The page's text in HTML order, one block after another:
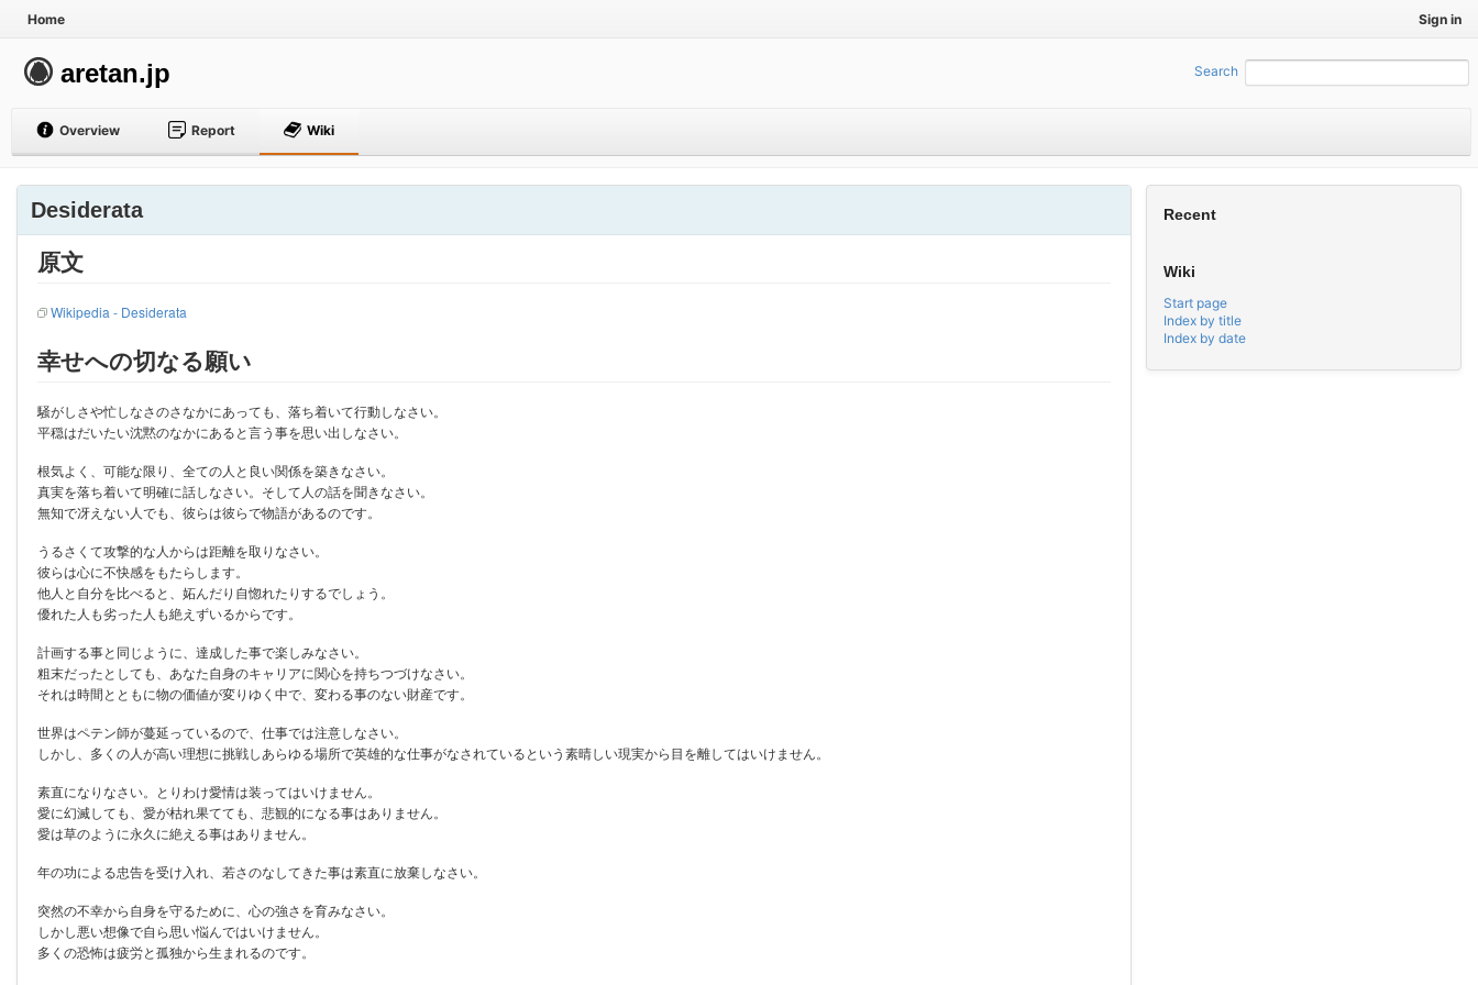
Sign in
Home
Search
aretan.jp
Overview Report Wiki
Recent
Wiki
Start page
Index by title
Index by date
Desiderata
原文
Wikipedia - Desiderata
幸せへの切なる願い
騒がしさや忙しなさのさなかにあっても、落ち着いて行動しなさい。
平穏はだいたい沈黙のなかにあると言う事を思い出しなさい。
根気よく、可能な限り、全ての人と良い関係を築きなさい。
真実を落ち着いて明確に話しなさい。そして人の話を聞きなさい。
無知で冴えない人でも、彼らは彼らで物語があるのです。
うるさくて攻撃的な人からは距離を取りなさい。
彼らは心に不快感をもたらします。
他人と自分を比べると、妬んだり自惚れたりするでしょう。
優れた人も劣った人も絶えずいるからです。
計画する事と同じように、達成した事で楽しみなさい。
粗末だったとしても、あなた自身のキャリアに関心を持ちつづけなさい。
それは時間とともに物の価値が変りゆく中で、変わる事のない財産です。
世界はペテン師が蔓延っているので、仕事では注意しなさい。
しかし、多くの人が高い理想に挑戦しあらゆる場所で英雄的な仕事がなされているという素晴しい現実から目を離してはいけません。
素直になりなさい。とりわけ愛情は装ってはいけません。
愛に幻滅しても、愛が枯れ果てても、悲観的になる事はありません。
愛は草のように永久に絶える事はありません。
年の功による忠告を受け入れ、若さのなしてきた事は素直に放棄しなさい。
突然の不幸から自身を守るために、心の強さを育みなさい。
しかし悪い想像で自ら思い悩んではいけません。
多くの恐怖は疲労と孤独から生まれるのです。